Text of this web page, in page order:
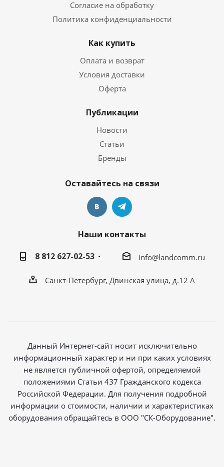
Согласие на обработку
Политика конфиденциальности
Как купить
Оплата и возврат
Условия доставки
Оферта
Публикации
Новости
Статьи
Бренды
Оставайтесь на связи
Наши контакты
8 812 627-02-53
info@landcomm.ru
Санкт-Петербург, Двинская улица, д.12 А
Данный Интернет-сайт носит исключительно
информационный характер и ни при каких условиях
не является публичной офертой, определяемой
положениями Статьи 437 Гражданского кодекса
Российской Федерации. Для получения подробной
информации о стоимости, наличии и характеристиках
оборудования обращайтесь в ООО "СК-Оборудование".